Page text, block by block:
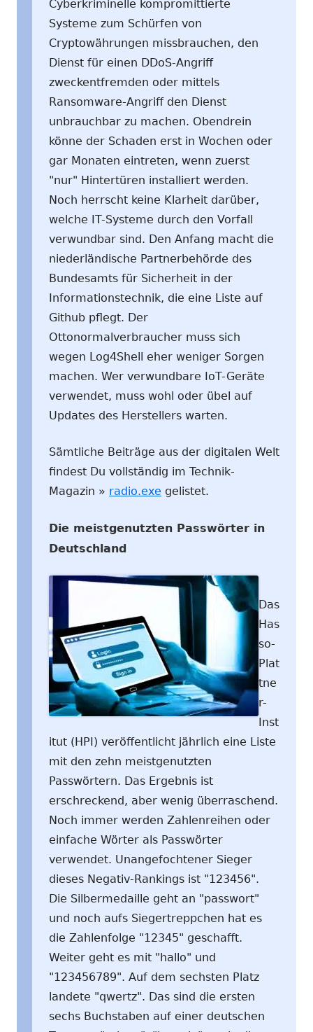
Cyberkriminelle kompromittierte
Systeme zum Schürfen von
Cryptowährungen missbrauchen, den
Dienst für einen DDoS-Angriff
zweckentfremden oder mittels
Ransomware-Angriff den Dienst
unbrauchbar zu machen. Obendrein
könne der Schaden erst in Wochen oder
gar Monaten eintreten, wenn zuerst
"nur" Hintertüren installiert werden.
Noch herrscht keine Klarheit darüber,
welche IT-Systeme durch den Vorfall
verwundbar sind. Den Anfang macht die
niederländische Partnerbehörde des
Bundesamts für Sicherheit in der
Informationstechnik, die eine Liste auf
Github pflegt. Der
Ottonormalverbraucher muss sich
wegen Log4Shell eher weniger Sorgen
machen. Wer verwundbare IoT-Geräte
verwendet, muss wohl oder übel auf
Updates des Herstellers warten.
Sämtliche Beiträge aus der digitalen Welt
findest Du vollständig im Technik-
Magazin » radio.exe gelistet.
Die meistgenutzten Passwörter in
Deutschland
Das
Has
so-
Plat
tne
r-
Inst
itut (HPI) veröffentlicht jährlich eine Liste
mit den zehn meistgenutzten
Passwörtern. Das Ergebnis ist
erschreckend, aber wenig überraschend.
Noch immer werden Zahlenreihen oder
einfache Wörter als Passwörter
verwendet. Unangefochtener Sieger
dieses Negativ-Rankings ist "123456".
Die Silbermedaille geht an "passwort"
und noch aufs Siegertreppchen hat es
die Zahlenfolge "12345" geschafft.
Weiter geht es mit "hallo" und
"123456789". Auf dem sechsten Platz
landete "qwertz". Das sind die ersten
sechs Buchstaben auf einer deutschen